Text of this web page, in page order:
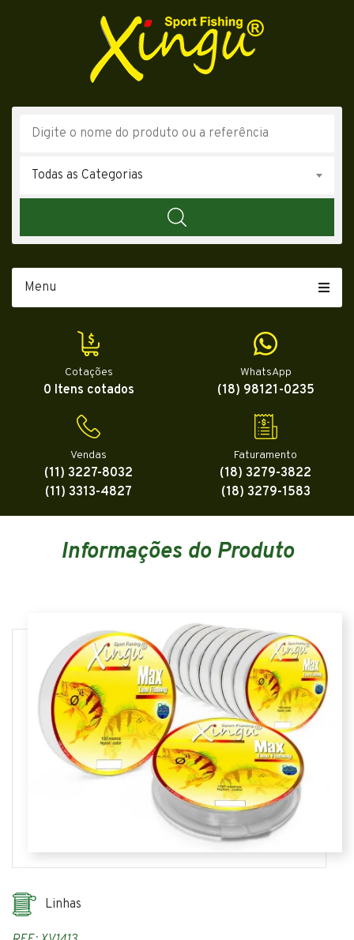
Todas as Categorias
Menu
Cotações
0 Itens cotados
WhatsApp
(18) 98121-0235
Vendas
(11) 3227-8032
(11) 3313-4827
Faturamento
(18) 3279-3822
(18) 3279-1583
Informações do Produto
Linhas